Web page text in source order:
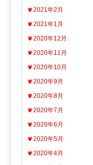
2021年2月
2021年1月
2020年12月
2020年11月
2020年10月
2020年9月
2020年8月
2020年7月
2020年6月
2020年5月
2020年4月